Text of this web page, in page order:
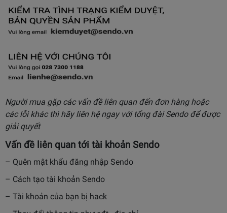
Người mua gặp các vấn đề liên quan đến đơn hàng hoặc
các lỗi khác thì hãy liên hệ ngay với tổng đài Sendo để được
giải quyết
Vấn đề liên quan tới tài khoản Sendo
– Quên mật khẩu đăng nhập Sendo
– Cách tạo tài khoản Sendo
– Tài khoản của bạn bị hack